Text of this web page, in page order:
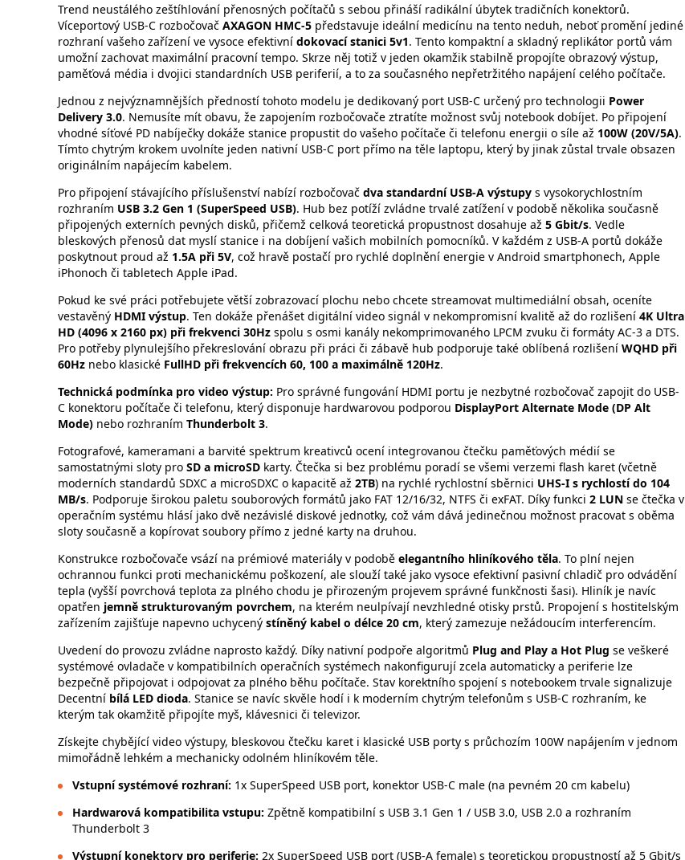
Trend neustálého zeštíhlování přenosných počítačů s sebou přináší radikální úbytek tradičních konektorů.
Víceportový USB-C rozbočovač AXAGON HMC-5 představuje ideální medicínu na tento neduh, neboť promění jediné
rozhraní vašeho zařízení ve vysoce efektivní dokovací stanici 5v1. Tento kompaktní a skladný replikátor portů vám
umožní zachovat maximální pracovní tempo. Skrze něj totiž v jeden okamžik stabilně propojíte obrazový výstup,
paměťová média i dvojici standardních USB periferií, a to za současného nepřetržitého napájení celého počítače.
Jednou z nejvýznamnějších předností tohoto modelu je dedikovaný port USB-C určený pro technologii Power
Delivery 3.0. Nemusíte mít obavu, že zapojením rozbočovače ztratíte možnost svůj notebook dobíjet. Po připojení
vhodné síťové PD nabíječky dokáže stanice propustit do vašeho počítače či telefonu energii o síle až 100W (20V/5A).
Tímto chytrým krokem uvolníte jeden nativní USB-C port přímo na těle laptopu, který by jinak zůstal trvale obsazen
originálním napájecím kabelem.
Pro připojení stávajícího příslušenství nabízí rozbočovač dva standardní USB-A výstupy s vysokorychlostním
rozhraním USB 3.2 Gen 1 (SuperSpeed USB). Hub bez potíží zvládne trvalé zatížení v podobě několika současně
připojených externích pevných disků, přičemž celková teoretická propustnost dosahuje až 5 Gbit/s. Vedle
bleskových přenosů dat myslí stanice i na dobíjení vašich mobilních pomocníků. V každém z USB-A portů dokáže
poskytnout proud až 1.5A při 5V, což hravě postačí pro rychlé doplnění energie v Android smartphonech, Apple
iPhonoch či tabletech Apple iPad.
Pokud ke své práci potřebujete větší zobrazovací plochu nebo chcete streamovat multimediální obsah, oceníte
vestavěný HDMI výstup. Ten dokáže přenášet digitální video signál v nekompromisní kvalitě až do rozlišení 4K Ultra
HD (4096 x 2160 px) při frekvenci 30Hz spolu s osmi kanály nekomprimovaného LPCM zvuku či formáty AC-3 a DTS.
Pro potřeby plynulejšího překreslování obrazu při práci či zábavě hub podporuje také oblíbená rozlišení WQHD při
60Hz nebo klasické FullHD při frekvencích 60, 100 a maximálně 120Hz.
Technická podmínka pro video výstup: Pro správné fungování HDMI portu je nezbytné rozbočovač zapojit do USB-
C konektoru počítače či telefonu, který disponuje hardwarovou podporou DisplayPort Alternate Mode (DP Alt
Mode) nebo rozhraním Thunderbolt 3.
Fotografové, kameramani a barvité spektrum kreativců ocení integrovanou čtečku paměťových médií se
samostatnými sloty pro SD a microSD karty. Čtečka si bez problému poradí se všemi verzemi flash karet (včetně
moderních standardů SDXC a microSDXC o kapacitě až 2TB) na rychlé rychlostní sběrnici UHS-I s rychlostí do 104
MB/s. Podporuje širokou paletu souborových formátů jako FAT 12/16/32, NTFS či exFAT. Díky funkci 2 LUN se čtečka v
operačním systému hlásí jako dvě nezávislé diskové jednotky, což vám dává jedinečnou možnost pracovat s oběma
sloty současně a kopírovat soubory přímo z jedné karty na druhou.
Konstrukce rozbočovače vsází na prémiové materiály v podobě elegantního hliníkového těla. To plní nejen
ochrannou funkci proti mechanickému poškození, ale slouží také jako vysoce efektivní pasivní chladič pro odvádění
tepla (vyšší povrchová teplota za plného chodu je přirozeným projevem správné funkčnosti šasi). Hliník je navíc
opatřen jemně strukturovaným povrchem, na kterém neulpívají nevzhledné otisky prstů. Propojení s hostitelským
zařízením zajišťuje napevno uchycený stíněný kabel o délce 20 cm, který zamezuje nežádoucím interferencím.
Uvedení do provozu zvládne naprosto každý. Díky nativní podpoře algoritmů Plug and Play a Hot Plug se veškeré
systémové ovladače v kompatibilních operačních systémech nakonfigurují zcela automaticky a periferie lze
bezpečně připojovat i odpojovat za plného běhu počítače. Stav korektního spojení s notebookem trvale signalizuje
Decentní bílá LED dioda. Stanice se navíc skvěle hodí i k moderním chytrým telefonům s USB-C rozhraním, ke
kterým tak okamžitě připojíte myš, klávesnici či televizor.
Získejte chybějící video výstupy, bleskovou čtečku karet i klasické USB porty s průchozím 100W napájením v jednom
mimořádně lehkém a mechanicky odolném hliníkovém těle.
Vstupní systémové rozhraní: 1x SuperSpeed USB port, konektor USB-C male (na pevném 20 cm kabelu)
Hardwarová kompatibilita vstupu: Zpětně kompatibilní s USB 3.1 Gen 1 / USB 3.0, USB 2.0 a rozhraním
Thunderbolt 3
Výstupní konektory pro periferie: 2x SuperSpeed USB port (USB-A female) s teoretickou propustností až 5 Gbit/s